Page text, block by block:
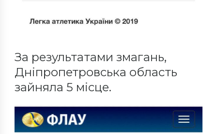
За результатами змагань,
Дніпропетровська область
зайняла 5 місце.